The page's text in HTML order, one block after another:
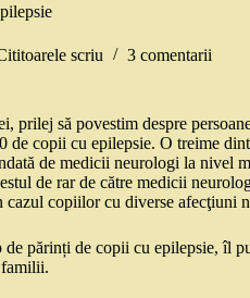
scriu 3 comentarii
să povestim despre
copii cu epilepsie. O treime
de medicii neurologi la nivel
de rar de către medicii
copiilor cu diverse afecţiuni
părinți de copii cu epilepsie, îl
familii.